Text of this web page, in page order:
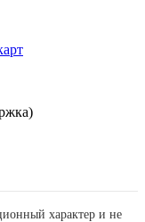
характер и не